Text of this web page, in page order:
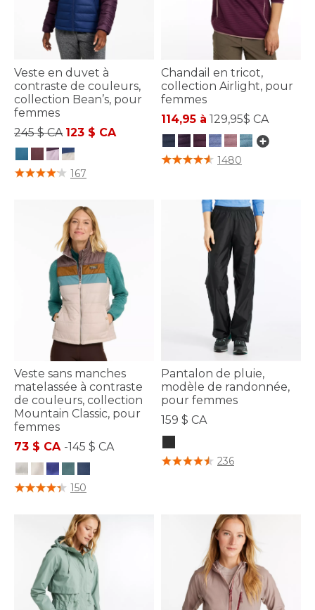
Veste en duvet à
contraste de couleurs,
collection Bean’s, pour
femmes
Prix réduit de
245 $ CAà123 $ CA
4,5 sur 5 Évaluation des clients
167
Chandail en tricot,
collection Airlight, pour
femmes
114,95 à 129,95$ CA
3,1 sur 5 Évaluation des clients
1480
Veste sans manches
matelassée à contraste
de couleurs, collection
Mountain Classic, pour
femmes
73 $ CA -145 $ CA
3,1 sur 5 Évaluation des clients
150
Pantalon de pluie,
modèle de randonnée,
pour femmes
159 $ CA
3,4 sur 5 Évaluation des clients
236